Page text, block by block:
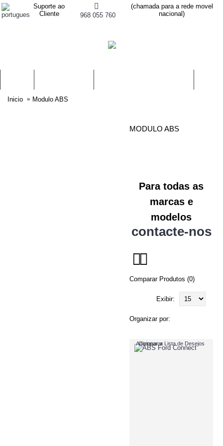
Suporte ao
Cliente
968 055 760
(chamada para a rede movel
nacional)
Inicio Modulo ABS
MODULO ABS
Para todas as
marcas e
modelos
contacte-nos
Comparar Produtos (0)
Exibir:
Organizar por:
Adicionar a Lista de Desejos
Comparar